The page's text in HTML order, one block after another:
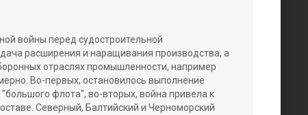
войны перед судостроительной
расширения и наращивания производства, а
отраслях промышленности, например
Во-первых, остановилось выполнение
флота", во-вторых, война привела к
Северный, Балтийский и Черноморский